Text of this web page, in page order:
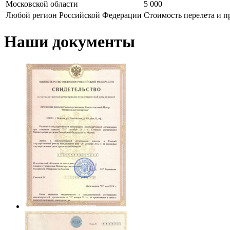
Московской области
5 000
Любой регион Российской Федерации Стоимость перелета и
Наши документы